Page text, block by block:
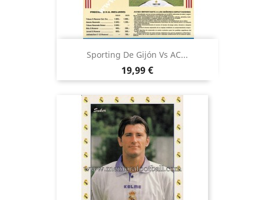
Sporting De Gijón Vs AC...
Precio
19,99 €